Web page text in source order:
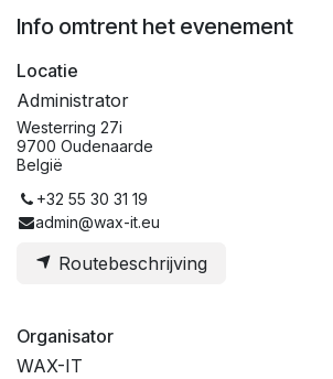
Info omtrent het evenement
Locatie
Administrator
Westerring 27i
9700 Oudenaarde
België
+32 55 30 31 19
admin@wax-it.eu
Routebeschrijving
Organisator
WAX-IT